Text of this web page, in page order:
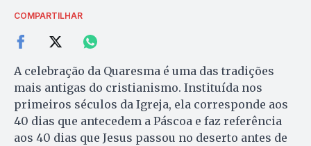
COMPARTILHAR
A celebração da Quaresma é uma das tradições
mais antigas do cristianismo. Instituída nos
primeiros séculos da Igreja, ela corresponde aos
40 dias que antecedem a Páscoa e faz referência
aos 40 dias que Jesus passou no deserto antes de